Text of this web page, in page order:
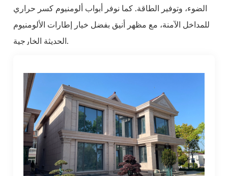
الضوء، وتوفير الطاقة. كما نوفر أبواب ألومنيوم كسر حراري
للمداخل الآمنة، مع مظهر أنيق بفضل خيار إطارات الألومنيوم
الحديثة الخارجية.
واسعة من المشاريع، منها:
المباني السكنية الجديدة والتجديدات
مشاريع البناء التجاري
مبنى سكني، مركز للتسوق، فندق منتجع، مصنع، مدرسة،
جامعة